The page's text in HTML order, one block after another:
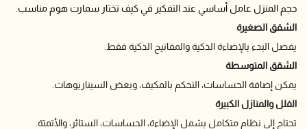
حجم المنزل عامل أساسي عند التفكير في كيف تختار سمارت هوم مناسب.
الشقق الصغيرة
يفضل البدء بالإضاءة الذكية والمفاتيح الذكية فقط.
الشقق المتوسطة
يمكن إضافة الحساسات، التحكم بالمكيف، وبعض السيناريوهات.
الفلل والمنازل الكبيرة
تحتاج إلى نظام متكامل يشمل الإضاءة، الحساسات، الستائر، والأتمتة.